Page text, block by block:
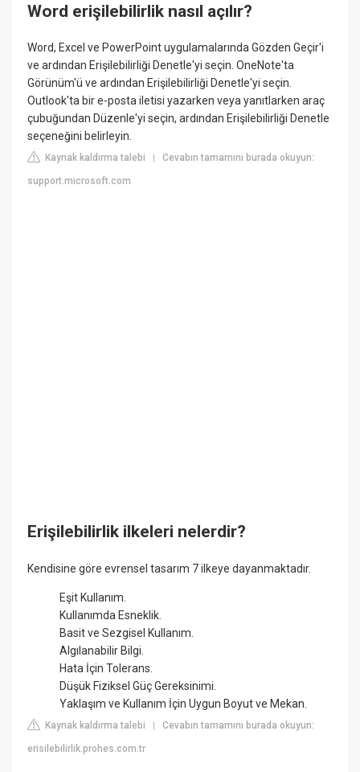
Word erişilebilirlik nasıl açılır?
Word, Excel ve PowerPoint uygulamalarında Gözden Geçir'i
ve ardından Erişilebilirliği Denetle'yi seçin. OneNote'ta
Görünüm'ü ve ardından Erişilebilirliği Denetle'yi seçin.
Outlook'ta bir e-posta iletisi yazarken veya yanıtlarken araç
çubuğundan Düzenle'yi seçin, ardından Erişilebilirliği Denetle
seçeneğini belirleyin.
Kaynak kaldırma talebi |Cevabın tamamını burada okuyun:
support.microsoft.com
Erişilebilirlik ilkeleri nelerdir?
Kendisine göre evrensel tasarım 7 ilkeye dayanmaktadır.
Eşit Kullanım.
Kullanımda Esneklik.
Basit ve Sezgisel Kullanım.
Algılanabilir Bilgi.
Hata İçin Tolerans.
Düşük Fiziksel Güç Gereksinimi.
Yaklaşım ve Kullanım İçin Uygun Boyut ve Mekan.
Kaynak kaldırma talebi |Cevabın tamamını burada okuyun:
erisilebilirlik.prohes.com.tr